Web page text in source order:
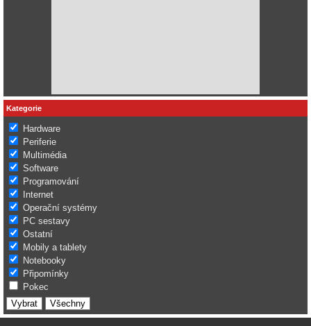
Kategorie
Hardware
Periferie
Multimédia
Software
Programování
Internet
Operační systémy
PC sestavy
Ostatní
Mobily a tablety
Notebooky
Připomínky
Pokec